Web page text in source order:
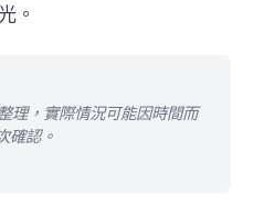
。
理，實際情況可能因時間而
確認。